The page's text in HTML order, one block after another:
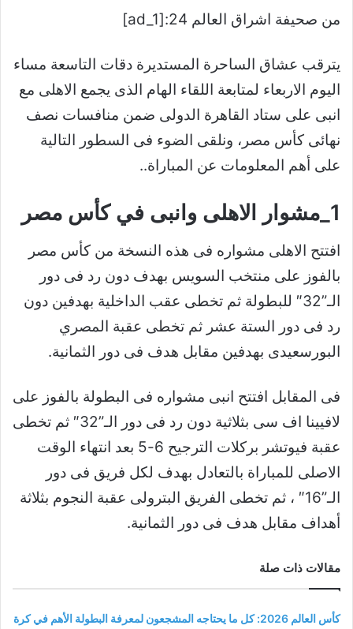
من صحيفة اشراق العالم 24:[ad_1]
يترقب عشاق الساحرة المستديرة دقات التاسعة مساء
اليوم الاربعاء لمتابعة اللقاء الهام الذى يجمع الاهلى مع
انبى على ستاد القاهرة الدولى ضمن منافسات نصف
نهائى كأس مصر، ونلقى الضوء فى السطور التالية
على أهم المعلومات عن المباراة..
1_مشوار الاهلى وانبى في كأس مصر
افتتح الاهلى مشواره فى هذه النسخة من كأس مصر
بالفوز على منتخب السويس بهدف دون رد فى دور
الـ”32″ للبطولة ثم تخطى عقب الداخلية بهدفين دون
رد فى دور الستة عشر ثم تخطى عقبة المصري
البورسعيدى بهدفين مقابل هدف فى دور الثمانية.
فى المقابل افتتح انبى مشواره فى البطولة بالفوز على
لافيينا اف سى بثلاثية دون رد فى دور الـ”32″ ثم تخطى
عقبة فيوتشر بركلات الترجيح 6-5 بعد انتهاء الوقت
الاصلى للمباراة بالتعادل بهدف لكل فريق فى دور
الـ”16″ ، ثم تخطى الفريق البترولى عقبة النجوم بثلاثة
أهداف مقابل هدف فى دور الثمانية.
مقالات ذات صلة
كأس العالم 2026: كل ما يحتاجه المشجعون لمعرفة البطولة الأهم في كرة